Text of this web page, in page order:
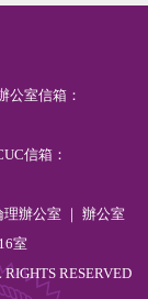
公室信箱：
信箱：
辦公室 ｜ 辦公室
室
RESERVED